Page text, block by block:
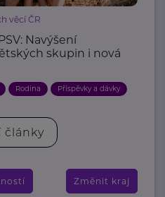
věcí ČR
Navýšení
skupin i nová
Rodina Příspěvky a dávky
články
Změnit kraj